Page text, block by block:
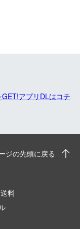
アプリDLはコチ
ジの先頭に戻る
料